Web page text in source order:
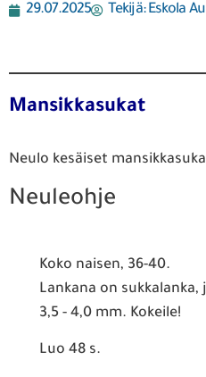
29.07.2025 Tekijä:Eskola
Mansikkasukat
Neulo kesäiset
Neuleohje
Koko naisen, 36-40.
Lankana on
3,5 - 4,0 mm. Kokeile!
Luo 48 s.